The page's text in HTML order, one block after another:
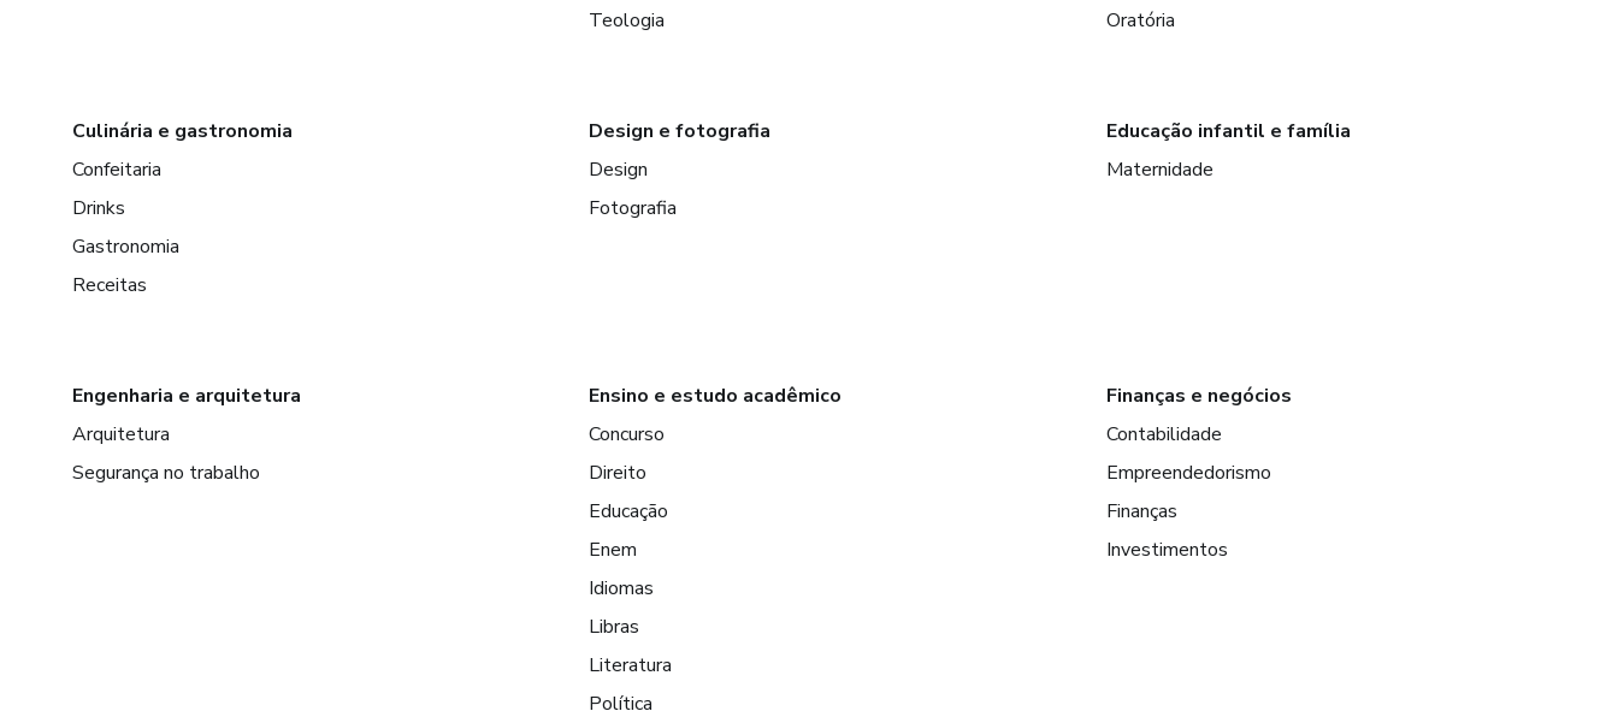
Teologia
Oratória
Culinária e gastronomia
Confeitaria
Drinks
Gastronomia
Receitas
Design e fotografia
Design
Fotografia
Educação infantil e família
Maternidade
Engenharia e arquitetura
Arquitetura
Segurança no trabalho
Ensino e estudo acadêmico
Concurso
Direito
Educação
Enem
Idiomas
Libras
Literatura
Política
Finanças e negócios
Contabilidade
Empreendedorismo
Finanças
Investimentos